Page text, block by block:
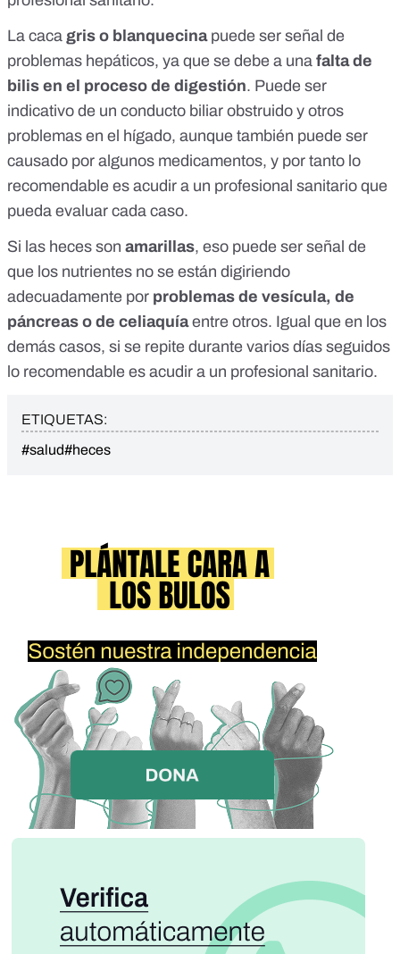
La caca gris o blanquecinapuede ser señal de
problemas hepáticos, ya que se debe a una falta de
bilis en el proceso de digestión. Puede ser
indicativo de un conducto biliar obstruido y otros
problemas en el hígado, aunque también puede ser
causado por algunos medicamentos, y por tanto lo
recomendable es acudir a un profesional sanitario que
pueda evaluar cada caso.
Si las heces son amarillas, eso puede ser señal de
que los nutrientes no se están digiriendo
adecuadamente por problemas de vesícula, de
páncreas o de celiaquíaentre otros. Igual que en los
demás casos, si se repite durante varios días seguidos
lo recomendable es acudir a un profesional sanitario.
ETIQUETAS:
#salud#heces